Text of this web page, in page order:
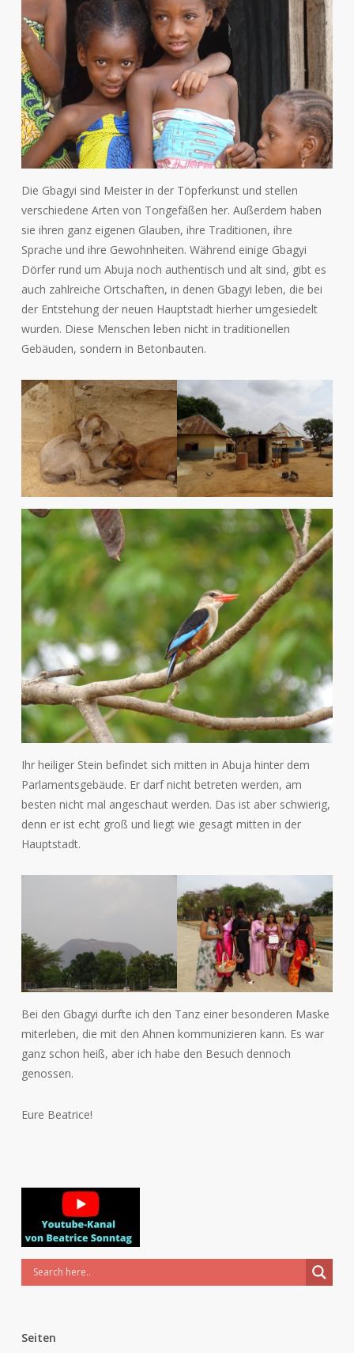
Die Gbagyi sind Meister in der Töpferkunst und stellen
verschiedene Arten von Tongefäßen her. Außerdem haben
sie ihren ganz eigenen Glauben, ihre Traditionen, ihre
Sprache und ihre Gewohnheiten. Während einige Gbagyi
Dörfer rund um Abuja noch authentisch und alt sind, gibt es
auch zahlreiche Ortschaften, in denen Gbagyi leben, die bei
der Entstehung der neuen Hauptstadt hierher umgesiedelt
wurden. Diese Menschen leben nicht in traditionellen
Gebäuden, sondern in Betonbauten.
Ihr heiliger Stein befindet sich mitten in Abuja hinter dem
Parlamentsgebäude. Er darf nicht betreten werden, am
besten nicht mal angeschaut werden. Das ist aber schwierig,
denn er ist echt groß und liegt wie gesagt mitten in der
Hauptstadt.
Bei den Gbagyi durfte ich den Tanz einer besonderen Maske
miterleben, die mit den Ahnen kommunizieren kann. Es war
ganz schon heiß, aber ich habe den Besuch dennoch
genossen.
Eure Beatrice!
Seiten